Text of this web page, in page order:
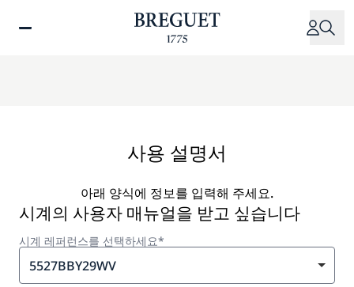
사용 설명서
아래 양식에 정보를 입력해 주세요.
시계의 사용자 매뉴얼을 받고 싶습니다
시계 레퍼런스를 선택하세요*
5527BBY29WV